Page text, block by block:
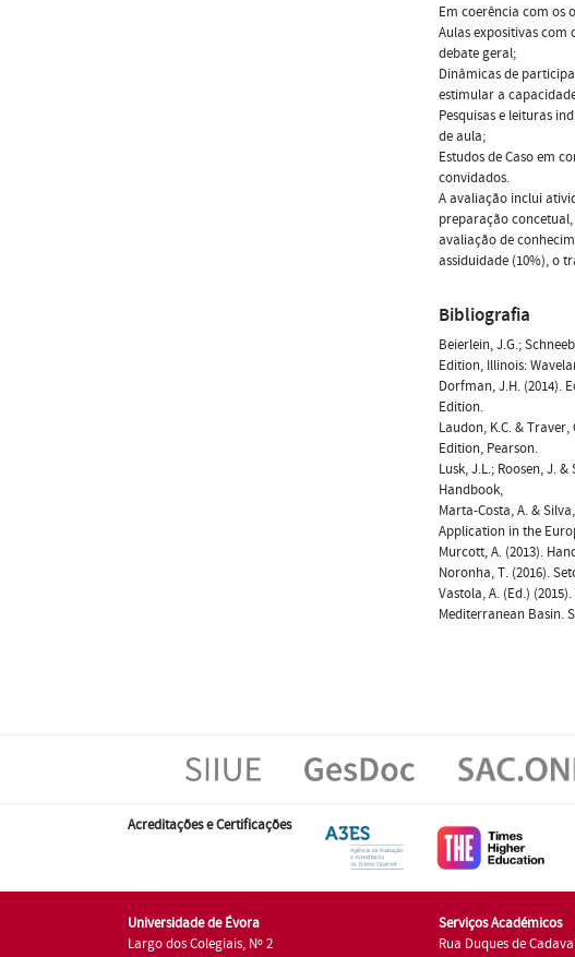
Em coerência com os
Aulas expositivas
debate geral;
Dinâmicas de
estimular a
Pesquisas e leituras
de aula;
Estudos de Caso em
convidados.
A avaliação inclui
preparação
avaliação de
assiduidade (10%), o
Bibliografia
Beierlein, J.G.;
Edition, Illinois:
Dorfman, J.H. (2014).
Edition.
Laudon, K.C. &
Edition, Pearson.
Lusk, J.L.; Roosen, J.
Handbook,
Marta-Costa, A. &
Application in the
Murcott, A. (2013).
Noronha, T. (2016).
Vastola, A. (Ed.)
Mediterranean Basin.
Acreditações e Certificações
Universidade de Évora
Largo dos Colegiais, Nº 2
Serviços Académicos
Rua Duques de